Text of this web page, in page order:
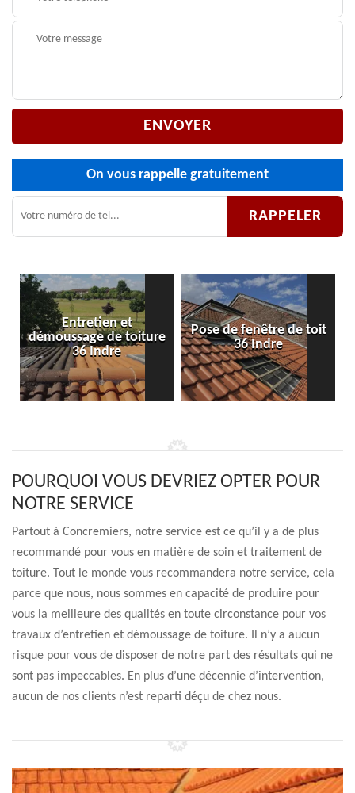
On vous rappelle gratuitement
Entretien et
démoussage de toiture
36 Indre
Pose de fenêtre de toit
36 Indre
POURQUOI VOUS DEVRIEZ OPTER POUR
NOTRE SERVICE
Partout à Concremiers, notre service est ce qu’il y a de plus
recommandé pour vous en matière de soin et traitement de
toiture. Tout le monde vous recommandera notre service, cela
parce que nous, nous sommes en capacité de produire pour
vous la meilleure des qualités en toute circonstance pour vos
travaux d’entretien et démoussage de toiture. Il n’y a aucun
risque pour vous de disposer de notre part des résultats qui ne
sont pas impeccables. En plus d’une décennie d’intervention,
aucun de nos clients n’est reparti déçu de chez nous.